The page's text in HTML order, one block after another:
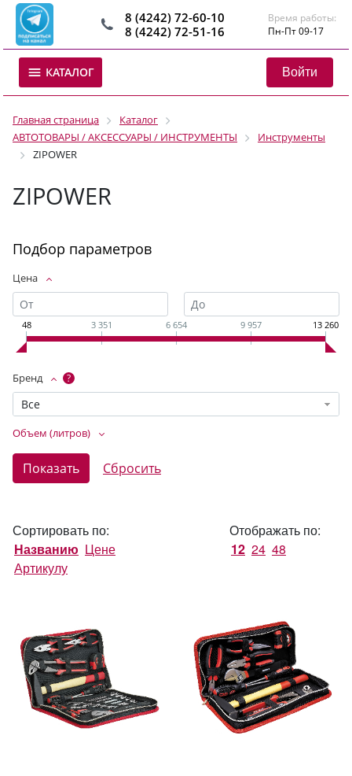
8 (4242) 72-60-10
8 (4242) 72-51-16
Время работы:
Пн-Пт 09-17
КАТАЛОГ Войти
Главная страница
Каталог
АВТОТОВАРЫ / АКСЕССУАРЫ / ИНСТРУМЕНТЫ
Инструменты
ZIPOWER
ZIPOWER
Подбор параметров
Цена
48 3 351 6 654 9 957 13 260
Бренд ?
Все
Объем (литров)
Сортировать по:
Названию Цене
Артикулу
Отображать по:
12 24 48